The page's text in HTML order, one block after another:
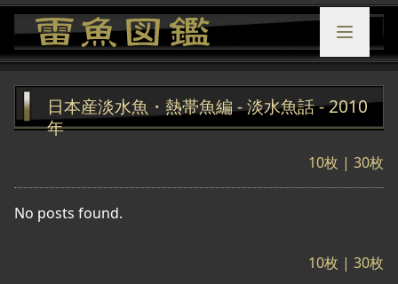
日本産淡水魚・熱帯魚編 - 淡水魚話 - 2010
年
10枚 | 30枚
No posts found.
10枚 | 30枚